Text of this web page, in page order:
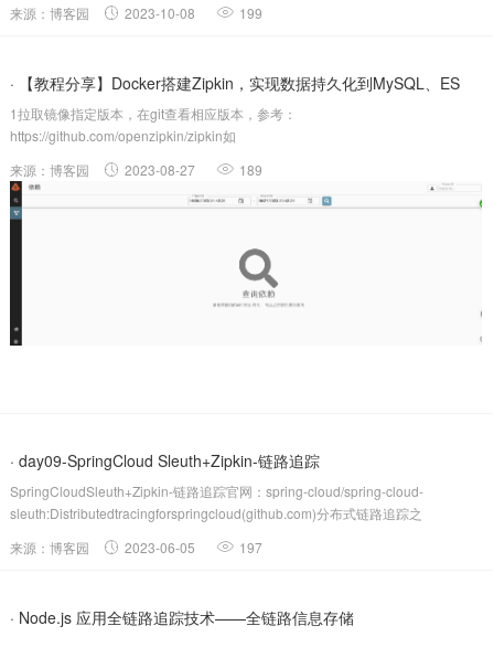
布式服务调用链路，在每条链路中任何一个依赖服务出现延迟超时或者错误都有
来源：博客园 2023-10-08 199
· 【教程分享】Docker搭建Zipkin，实现数据持久化到MySQL、ES
1拉取镜像指定版本，在git查看相应版本，参考：
https://github.com/openzipkin/zipkin如
通过-eserver.port=xxxx设...
来源：博客园 2023-08-27 189
· day09-SpringCloud Sleuth+Zipkin-链路追踪
SpringCloudSleuth+Zipkin-链路追踪官网：spring-cloud/spring-cloud-
sleuth:Distributedtracingforspringcloud(github.com)分布式链路追踪之
来源：博客园 2023-06-05 197
· Node.js 应用全链路追踪技术——全链路信息存储